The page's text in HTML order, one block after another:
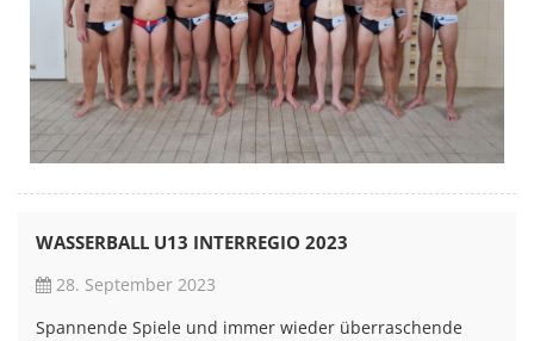
WASSERBALL U13 INTERREGIO 2023
28. September 2023
Spannende Spiele und immer wieder überraschende